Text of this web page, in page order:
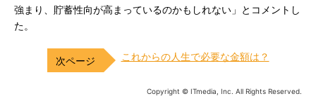
強まり、貯蓄性向が高まっているのかもしれない」とコメントし
た。
これからの人生で必要な金額は？
Copyright © ITmedia, Inc. All Rights Reserved.